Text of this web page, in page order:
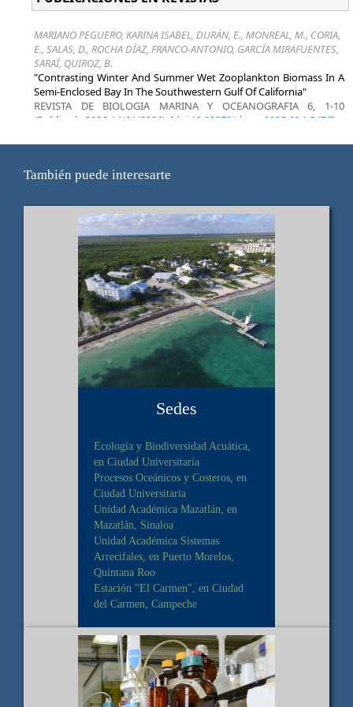
También puede interesarte
Sedes
Ecología y Biodiversidad Acuática,
en Ciudad Universitaria
Procesos Oceánicos y Costeros, en
Ciudad Universitaria
Unidad Académica Mazatlán, en
Mazatlán, Sinaloa
Unidad Académica Sistemas
Arrecifales, en Puerto Morelos,
Quintana Roo
Estación "El Carmen", en Ciudad
del Carmen, Campeche